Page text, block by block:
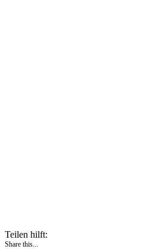
Teilen hilft:
Share this...